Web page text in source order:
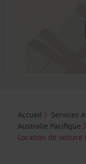
Accueil Services
Australie Pacifique
Location de voiture